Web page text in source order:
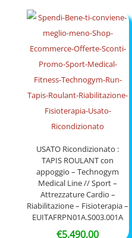
USATO Ricondizionato :
TAPIS ROULANT con
appoggio – Technogym
Medical Line // Sport –
Attrezzature Cardio –
Riabilitazione – Fisioterapia –
EUITAFRPN01A.S003.001A
€5.490,00